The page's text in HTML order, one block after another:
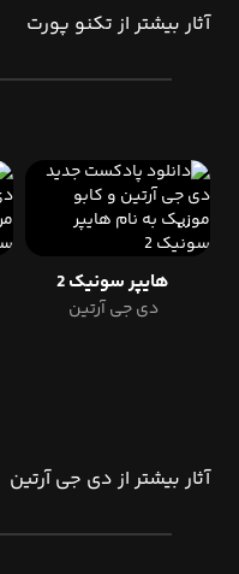
آثار بیشتر از تکنو پورت
هایپر سونیک 2
دی جی آرتین
آثار بیشتر از دی جی آرتین